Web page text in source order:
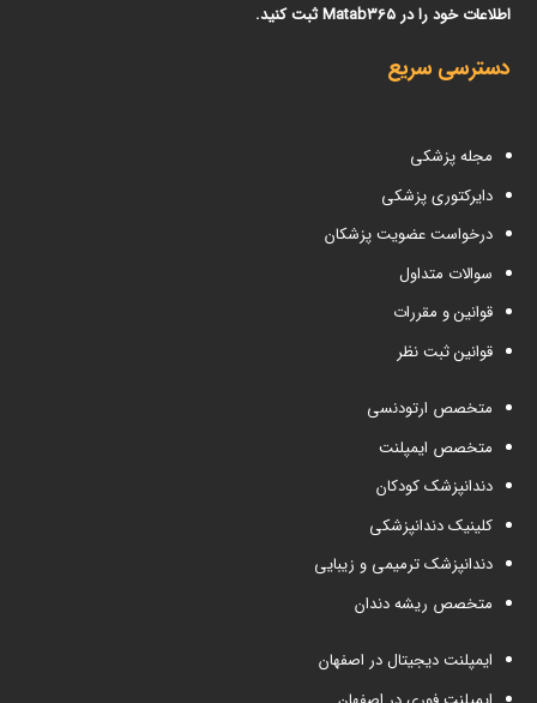
اطلاعات خود را در Matab365 ثبت کنید.
دسترسی سریع
مجله پزشکی
دایرکتوری پزشکی
درخواست عضویت پزشکان
سوالات متداول
قوانین و مقررات
قوانین ثبت نظر
متخصص ارتودنسی
متخصص ایمپلنت
دندانپزشک کودکان
کلینیک دندانپزشکی
دندانپزشک ترمیمی و زیبایی
متخصص ریشه دندان
ایمپلنت دیجیتال در اصفهان